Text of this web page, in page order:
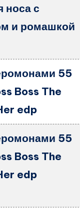
носа с
и ромашкой
55
Boss The
edp
55
Boss The
edp